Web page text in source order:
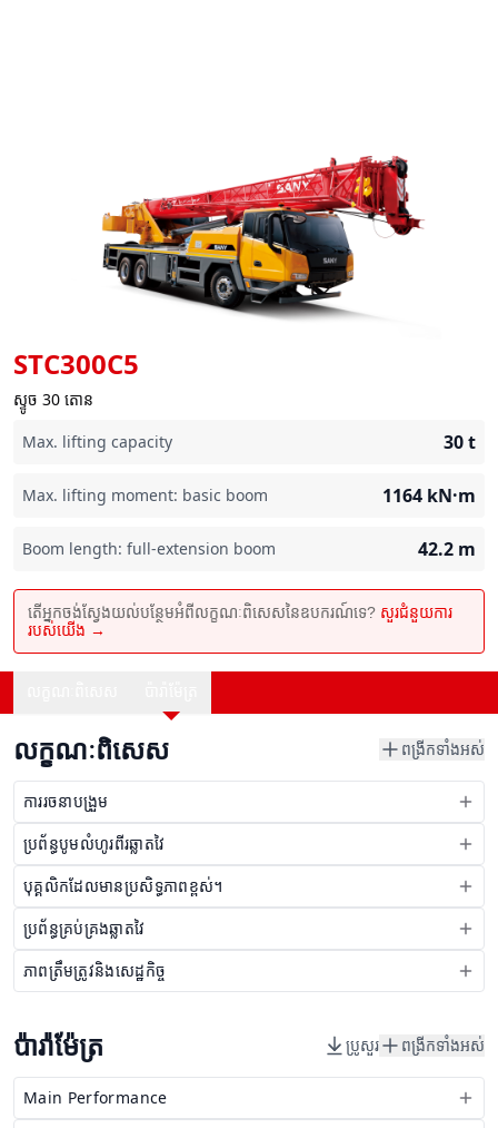
STC300C5
ស្ទូច 30 តោន
Max. lifting capacity
30t
Max. lifting moment: basic boom 1164 kN·m
Boom length: full-extension boom 42.2 m
តើអ្នកចង់ស្វែងយល់បន្ថែមអំពីលក្ខណៈពិសេសនៃឧបករណ៍ទេ? សួរជំនួយការ
របស់យើង →
លក្ខណៈពិសេស ពង្រីកទាំងអស់
ការរចនាបង្រួម
ប្រព័ន្ធបូមលំហូរពីរឆ្លាតវៃ
បុគ្គលិកដែលមានប្រសិទ្ធភាពខ្ពស់។
ប្រព័ន្ធគ្រប់គ្រងឆ្លាតវៃ
ភាពត្រឹមត្រូវនិងសេដ្ឋកិច្ច
ប៉ារ៉ាម៉ែត្រ ប្រូសួរ ពង្រីកទាំងអស់
Main Performance